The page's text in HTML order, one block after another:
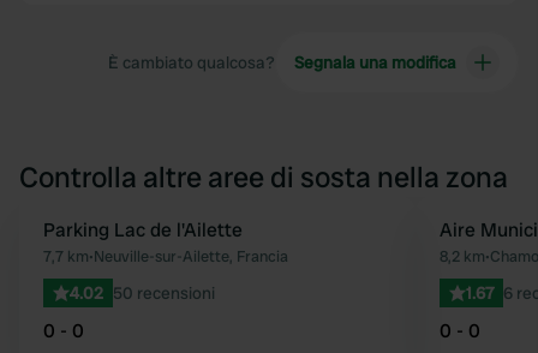
È cambiato qualcosa? Segnala una modifica
Controlla altre aree di sosta nella zona
Preferito
Parking Lac de l'Ailette
7,7 km•Neuville-sur-Ailette, Francia
4.02 50 recensioni
0 - 0
Aire
8,2 km•
1.67 6
0 - 0